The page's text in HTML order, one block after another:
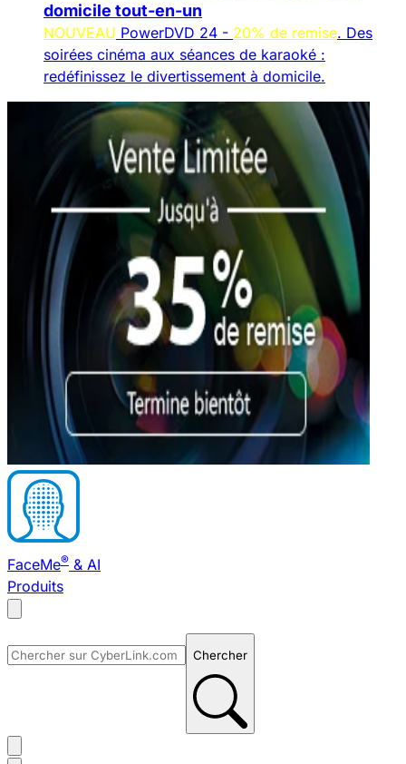
domicile tout-en-un
NOUVEAU PowerDVD 24 - 20% de remise. Des
soirées cinéma aux séances de karaoké :
redéfinissez le divertissement à domicile.
FaceMe® & AI
Produits
Chercher